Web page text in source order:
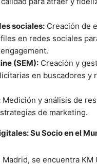
sociales: Creación de
en redes sociales
(SEM): Creación y
en buscadores y
Medición y análisis de
de marketing.
Su Socio en el
Madrid, se encuentra KM